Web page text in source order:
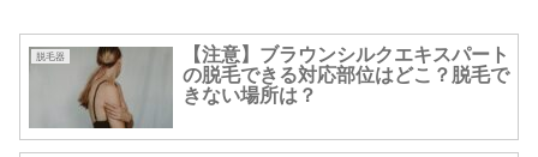
脱毛器 【注意】ブラウンシルクエキスパート
の脱毛できる対応部位はどこ？脱毛で
きない場所は？